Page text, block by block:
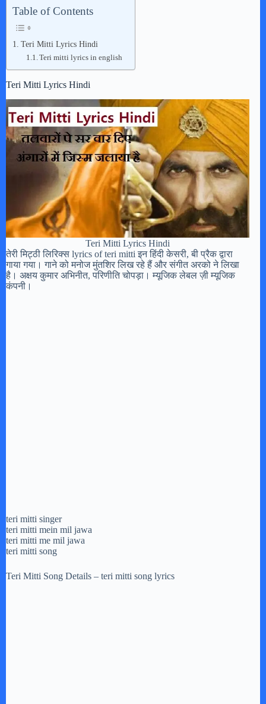
Table of Contents
Teri Mitti Lyrics Hindi
Teri mitti lyrics in english
Teri Mitti Lyrics Hindi
Teri Mitti Lyrics Hindi
तेरी मिट्ठी लिरिक्स lyrics of teri mitti इन हिंदी केसरी, बी प्रैक द्वारा
गाया गया। गाने को मनोज मुंतशिर लिख रहे हैं और संगीत अरको ने लिखा
है। अक्षय कुमार अभिनीत, परिणीति चोपड़ा। म्यूजिक लेबल ज़ी म्यूजिक
कंपनी।
teri mitti singer
teri mitti mein mil jawa
teri mitti me mil jawa
teri mitti song
Teri Mitti Song Details – teri mitti song lyrics